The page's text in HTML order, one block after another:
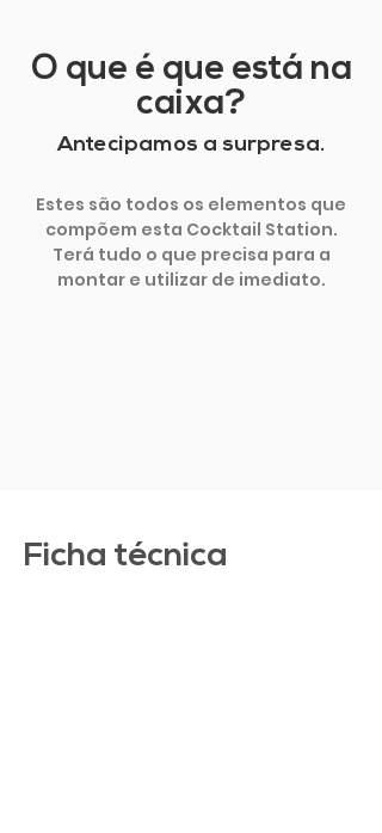
O que é que está na
caixa?
Antecipamos a surpresa.
Estes são todos os elementos que
compõem esta Cocktail Station.
Terá tudo o que precisa para a
montar e utilizar de imediato.
Ficha técnica